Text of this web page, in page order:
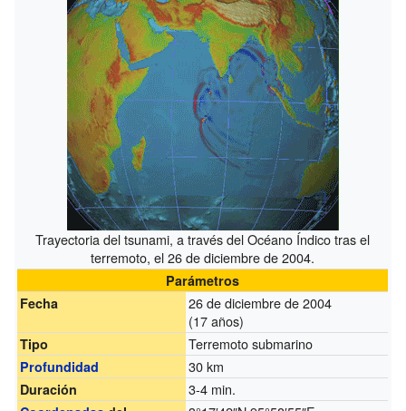
Trayectoria del tsunami, a través del Océano Índico tras el
terremoto, el 26 de diciembre de 2004.
Parámetros
Fecha
26 de diciembre de 2004
(17 años)
Tipo Terremoto submarino
Profundidad 30 km
Duración 3-4 min.